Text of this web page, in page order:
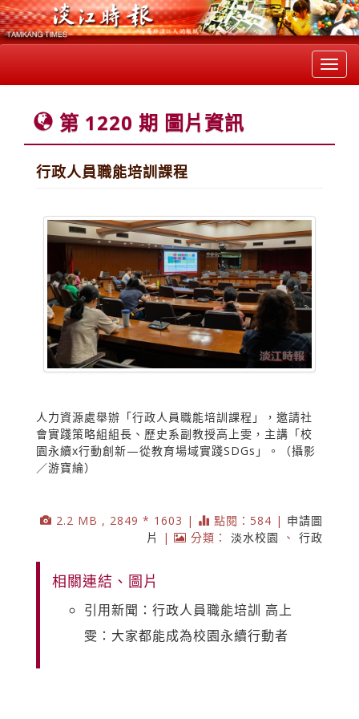
第 1220 期 圖片資訊
行政人員職能培訓課程
人力資源處舉辦「行政人員職能培訓課程」，邀請社
會實踐策略組組長、歷史系副教授高上雯，主講「校
園永續x行動創新—從教育場域實踐SDGs」。（攝影
／游寶綸）
2.2 MB , 2849 * 1603 | 點閱：584 | 申請圖
片
| 分類： 淡水校園 、 行政
相關連結、圖片
引用新聞：行政人員職能培訓 高上
雯：大家都能成為校園永續行動者